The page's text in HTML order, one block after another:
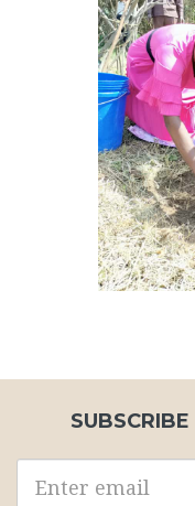
SUBSCRIBE
address